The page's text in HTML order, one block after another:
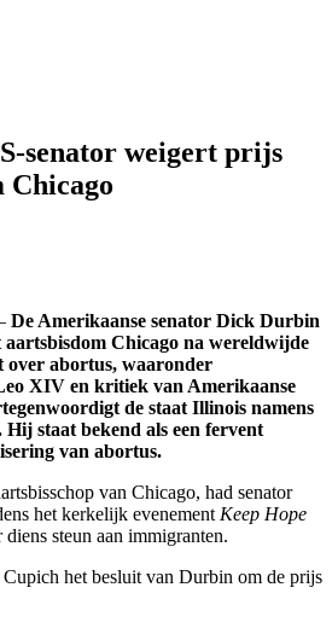
senator weigert prijs
Chicago
De Amerikaanse senator Dick Durbin
Chicago na wereldwijde
abortus, waaronder
XIV en kritiek van Amerikaanse
de staat Illinois namens
staat bekend als een fervent
van abortus.
van Chicago, had senator
het kerkelijk evenement Keep Hope
steun aan immigranten.
het besluit van Durbin om de prijs